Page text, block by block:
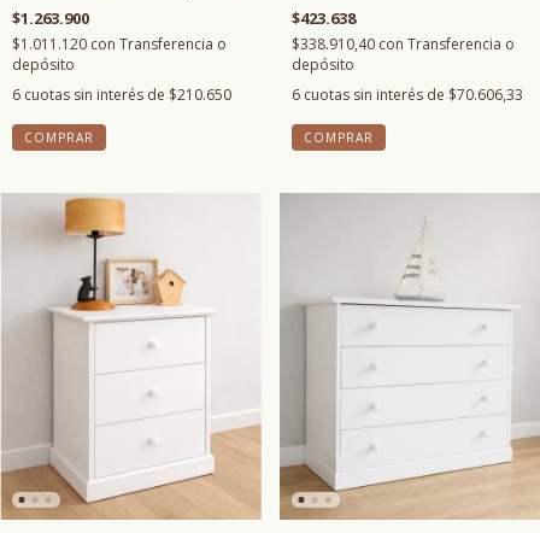
$1.263.900
$1.011.120 con Transferencia o
depósito
6 cuotas sin interés de $210.650
COMPRAR
$423.638
$338.910,40 con Transferencia o
depósito
6 cuotas sin interés de $70.606,33
COMPRAR